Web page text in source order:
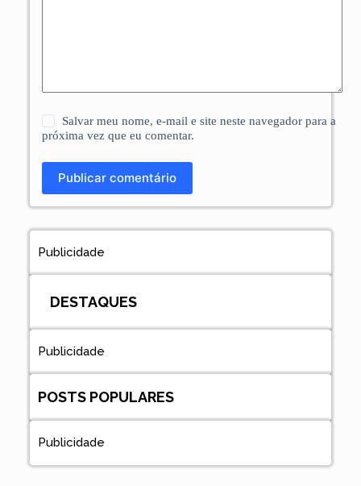
Salvar meu nome, e-mail e site neste navegador para a
próxima vez que eu comentar.
Publicar comentário
Publicidade
DESTAQUES
Publicidade
POSTS POPULARES
Publicidade